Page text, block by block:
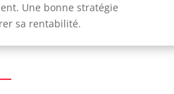
Une bonne stratégie
sa rentabilité.